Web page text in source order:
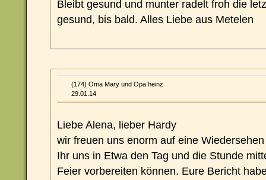
Bleibt gesund und munter radelt froh die
gesund, bis bald. Alles Liebe aus Metelen
(174) Oma Mary und Opa heinz
29.01.14
Liebe Alena, lieber Hardy
wir freuen uns enorm auf eine
Ihr uns in Etwa den Tag und die Stunde
Feier vorbereiten können. Eure Bericht